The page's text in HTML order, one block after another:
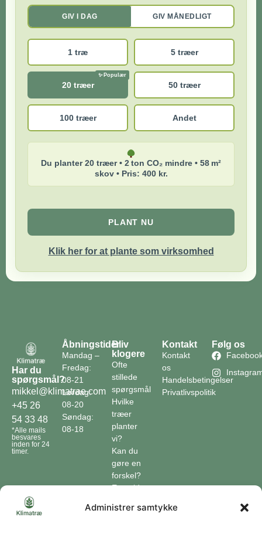
Administrer samtykke
GIV I DAG GIV MÅNEDLIGT
1 træ 5 træer
20 træer 50 træer
100 træer Andet
Du planter 20 træer • 2 ton CO₂ mindre • 58 m²
skov • Pris: 400 kr.
PLANT NU
Klik her for at plante som virksomhed
Har du
spørgsmål?
mikkel@klimatrae.com
+45 26
54 33 48
*Alle mails
besvares
inden for 24
timer.
Åbningstider
Mandag –
Fredag:
08-21
Lørdag:
08-20
Søndag:
08-18
Bliv
klogere
Ofte
stillede
spørgsmål
Hvilke
træer
planter
vi?
Kan du
gøre en
forskel?
En guide
Klimaordbogen
Kontakt
Kontakt
os
Handelsbetingelser
Privatlivspolitik
Følg os